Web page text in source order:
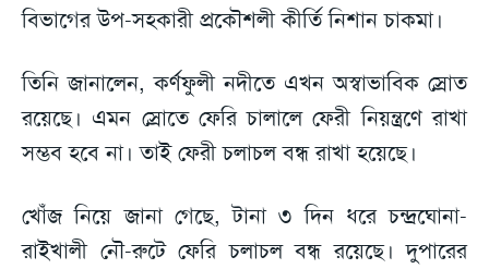
বিভাগের উপ-সহকারী প্রকৌশলী কীর্তি নিশান চাকমা।
তিনি জানালেন, কর্ণফুলী নদীতে এখন অস্বাভাবিক স্রোত
রয়েছে। এমন স্রোতে ফেরি চালালে ফেরী নিয়ন্ত্রণে রাখা
সম্ভব হবে না। তাই ফেরী চলাচল বন্ধ রাখা হয়েছে।
খোঁজ নিয়ে জানা গেছে, টানা ৩ দিন ধরে চন্দ্রঘোনা-
রাইখালী নৌ-রুটে ফেরি চলাচল বন্ধ রয়েছে। দুপারের